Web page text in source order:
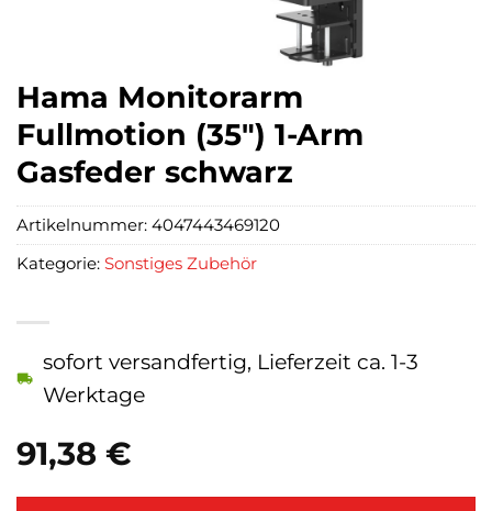
Hama Monitorarm
Fullmotion (35″) 1-Arm
Gasfeder schwarz
91,38 €
sofort versandfertig, Lieferzeit ca. 1-3
Werktage
Artikelnummer: 4047443469120
Kategorie: Sonstiges Zubehör